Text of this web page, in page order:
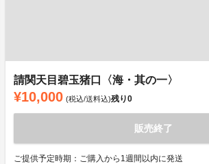
請関天目碧玉猪口〈海・其の一〉
¥10,000 (税込/送料込)残り0
販売終了
ご提供予定時期：ご購入から1週間以内に発送